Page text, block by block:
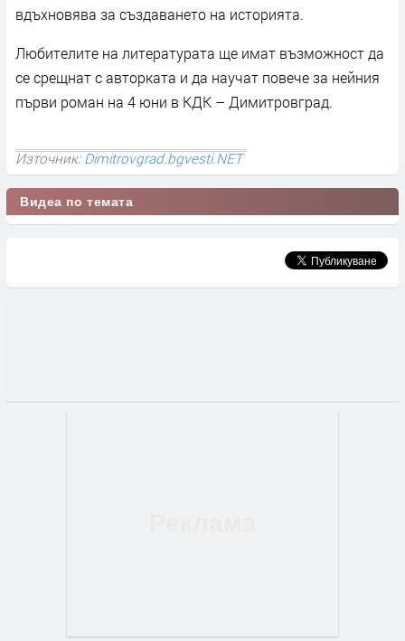
вдъхновява за създаването на историята.
Любителите на литературата ще имат възможност да
се срещнат с авторката и да научат повече за нейния
първи роман на 4 юни в КДК – Димитровград.
Източник:Dimitrovgrad.bgvesti.NET
Видеа по темата